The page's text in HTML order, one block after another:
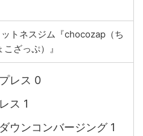
トネスジム『chocozap（ち
こざっぷ）』
レス 0
ス 1
ウンコンバージング 1